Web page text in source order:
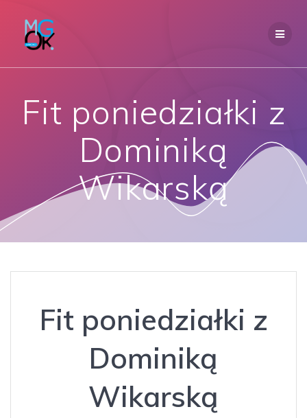
Fit poniedziałki z
Dominiką
Wikarską
Fit poniedziałki z
Dominiką
Wikarską